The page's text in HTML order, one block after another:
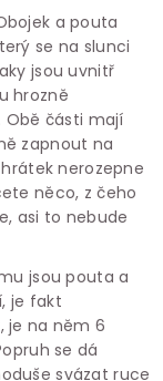
a pouta
se na slunci
jsou uvnitř
hrozně
Obě části mají
zapnout na
nerozepne
něco, z čeho
asi to nebude
jsou pouta a
je fakt
je na něm 6
se dá
svázat ruce